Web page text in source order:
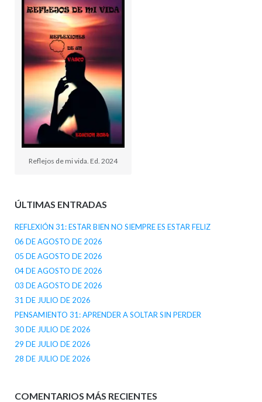
Reflejos de mi vida. Ed. 2024
ÚLTIMAS ENTRADAS
REFLEXIÓN 31: ESTAR BIEN NO SIEMPRE ES ESTAR FELIZ
06 DE AGOSTO DE 2026
05 DE AGOSTO DE 2026
04 DE AGOSTO DE 2026
03 DE AGOSTO DE 2026
31 DE JULIO DE 2026
PENSAMIENTO 31: APRENDER A SOLTAR SIN PERDER
30 DE JULIO DE 2026
29 DE JULIO DE 2026
28 DE JULIO DE 2026
COMENTARIOS MÁS RECIENTES